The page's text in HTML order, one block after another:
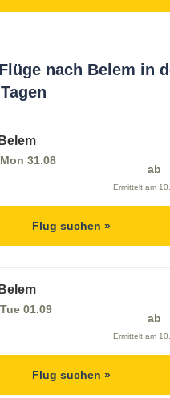
nach Belem in
Mon 31.08
ab
Ermittelt am
Flug suchen »
Tue 01.09
ab
Ermittelt am
Flug suchen »